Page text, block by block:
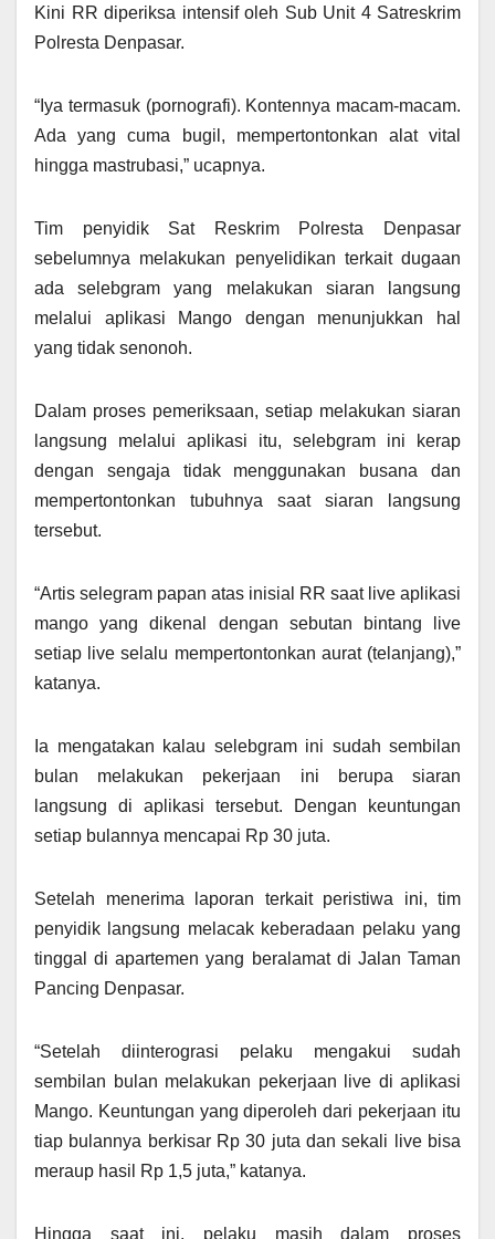
Kini RR diperiksa intensif oleh Sub Unit 4 Satreskrim
Polresta Denpasar.
“Iya termasuk (pornografi). Kontennya macam-macam.
Ada yang cuma bugil, mempertontonkan alat vital
hingga mastrubasi,” ucapnya.
Tim penyidik Sat Reskrim Polresta Denpasar
sebelumnya melakukan penyelidikan terkait dugaan
ada selebgram yang melakukan siaran langsung
melalui aplikasi Mango dengan menunjukkan hal
yang tidak senonoh.
Dalam proses pemeriksaan, setiap melakukan siaran
langsung melalui aplikasi itu, selebgram ini kerap
dengan sengaja tidak menggunakan busana dan
mempertontonkan tubuhnya saat siaran langsung
tersebut.
“Artis selegram papan atas inisial RR saat live aplikasi
mango yang dikenal dengan sebutan bintang live
setiap live selalu mempertontonkan aurat (telanjang),”
katanya.
Ia mengatakan kalau selebgram ini sudah sembilan
bulan melakukan pekerjaan ini berupa siaran
langsung di aplikasi tersebut. Dengan keuntungan
setiap bulannya mencapai Rp 30 juta.
Setelah menerima laporan terkait peristiwa ini, tim
penyidik langsung melacak keberadaan pelaku yang
tinggal di apartemen yang beralamat di Jalan Taman
Pancing Denpasar.
“Setelah diinterograsi pelaku mengakui sudah
sembilan bulan melakukan pekerjaan live di aplikasi
Mango. Keuntungan yang diperoleh dari pekerjaan itu
tiap bulannya berkisar Rp 30 juta dan sekali live bisa
meraup hasil Rp 1,5 juta,” katanya.
Hingga saat ini, pelaku masih dalam proses